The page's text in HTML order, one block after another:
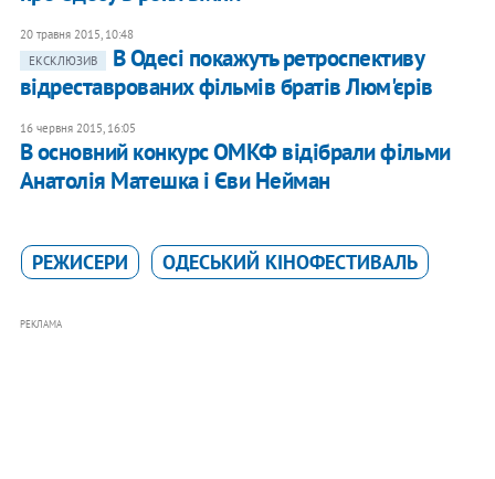
20 травня 2015, 10:48
ЕКСКЛЮЗИВ
В Одесі покажуть ретроспективу
відреставрованих фільмів братів Люм'єрів
16 червня 2015, 16:05
В основний конкурс ОМКФ відібрали фільми
Анатолія Матешка і Єви Нейман
РЕЖИСЕРИ ОДЕСЬКИЙ КІНОФЕСТИВАЛЬ
РЕКЛАМА